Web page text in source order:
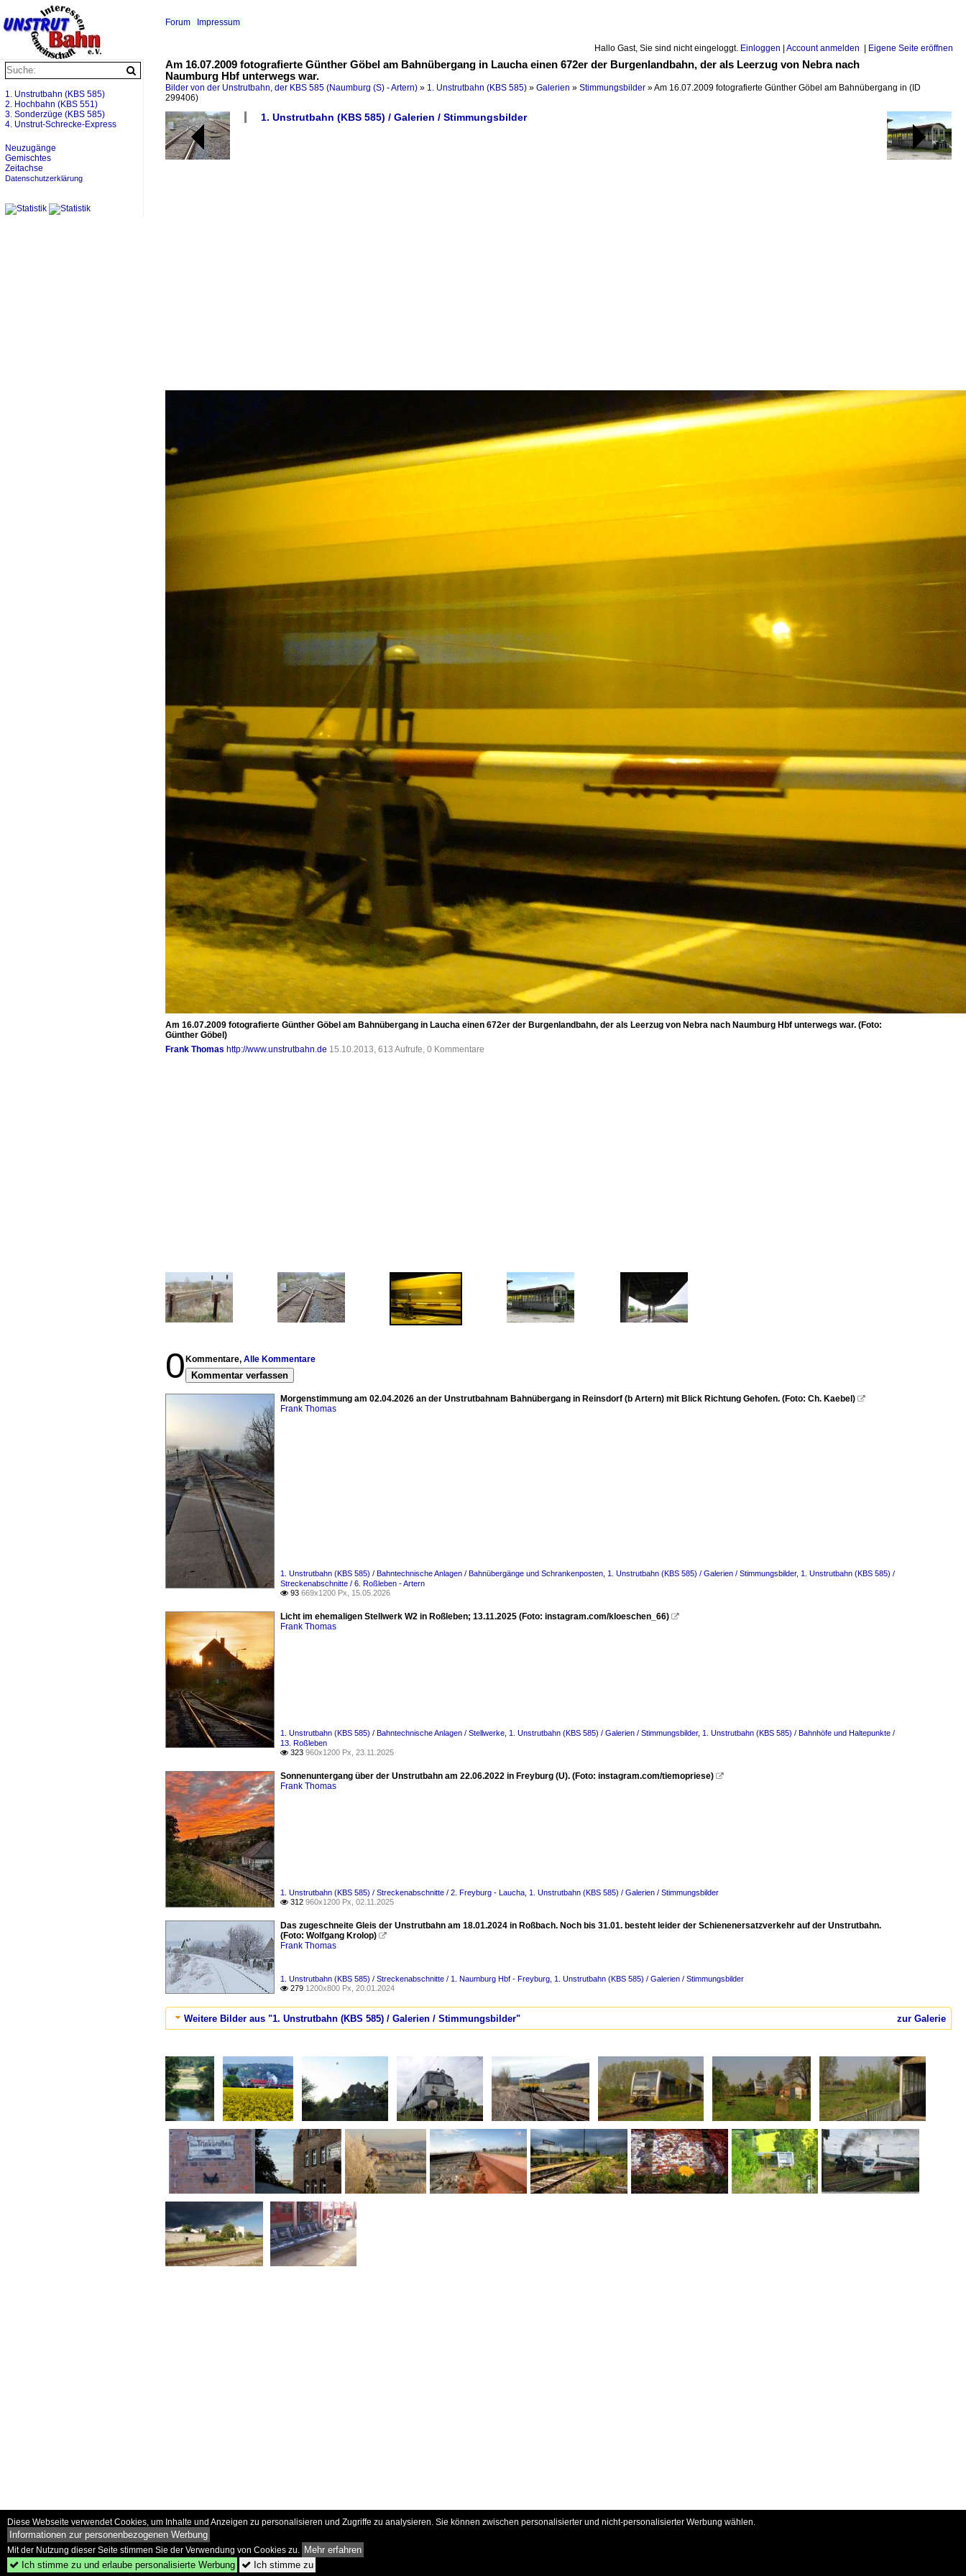
Hallo Gast, Sie sind nicht eingeloggt. Einloggen Account anmelden Eigene Seite eröffnen
Forum Impressum
Am 16.07.2009 fotografierte Günther Göbel am Bahnübergang in Laucha einen 672er der Burgenlandbahn, der als Leerzug von Nebra nach
Naumburg Hbf unterwegs war.
Bilder von der Unstrutbahn, der KBS 585 (Naumburg (S) - Artern) » 1. Unstrutbahn (KBS 585) » Galerien » Stimmungsbilder »Am 16.07.2009 fotografierte Günther Göbel am Bahnübergang in (ID
299406)
1. Unstrutbahn (KBS 585) / Galerien / Stimmungsbilder
Am 16.07.2009 fotografierte Günther Göbel am Bahnübergang in Laucha einen 672er der Burgenlandbahn, der als Leerzug von Nebra nach Naumburg Hbf unterwegs war. (Foto:
Günther Göbel)
Frank Thomas http://www.unstrutbahn.de 15.10.2013, 613 Aufrufe, 0 Kommentare
0 Kommentare, Alle Kommentare
Kommentar verfassen
Morgenstimmung am 02.04.2026 an der Unstrutbahnam Bahnübergang in Reinsdorf (b Artern) mit Blick Richtung Gehofen. (Foto: Ch. Kaebel) 
Frank Thomas
1. Unstrutbahn (KBS 585) / Bahntechnische Anlagen / Bahnübergänge und Schrankenposten 1. Unstrutbahn (KBS 585) / Galerien / Stimmungsbilder, 1. Unstrutbahn (KBS 585) /
Streckenabschnitte / 6. Roßleben - Artern
 93 669x1200 Px, 15.05.2026
Licht im ehemaligen Stellwerk W2 in Roßleben; 13.11.2025 (Foto: instagram.com/kloeschen_66) 
Frank Thomas
1. Unstrutbahn (KBS 585) / Bahntechnische Anlagen / Stellwerke 1. Unstrutbahn (KBS 585) / Galerien / Stimmungsbilder, 1. Unstrutbahn (KBS 585) / Bahnhöfe und Haltepunkte /
13. Roßleben
 323 960x1200 Px, 23.11.2025
Sonnenuntergang über der Unstrutbahn am 22.06.2022 in Freyburg (U). (Foto: instagram.com/tiemopriese) 
Frank Thomas
1. Unstrutbahn (KBS 585) / Streckenabschnitte / 2. Freyburg - Laucha 1. Unstrutbahn (KBS 585) / Galerien / Stimmungsbilder
 312 960x1200 Px, 02.11.2025
Das zugeschneite Gleis der Unstrutbahn am 18.01.2024 in Roßbach. Noch bis 31.01. besteht leider der Schienenersatzverkehr auf der Unstrutbahn.
(Foto: Wolfgang Krolop) 
Frank Thomas
1. Unstrutbahn (KBS 585) / Streckenabschnitte / 1. Naumburg Hbf - Freyburg 1. Unstrutbahn (KBS 585) / Galerien / Stimmungsbilder
 279 1200x800 Px, 20.01.2024
zur Galerie
Weitere Bilder aus "1. Unstrutbahn (KBS 585) / Galerien / Stimmungsbilder"
1. Unstrutbahn (KBS 585)
2. Hochbahn (KBS 551)
3. Sonderzüge (KBS 585)
4. Unstrut-Schrecke-Express
Neuzugänge
Gemischtes
Zeitachse
Datenschutzerklärung
Diese Webseite verwendet Cookies, um Inhalte und Anzeigen zu personalisieren und Zugriffe zu analysieren. Sie können zwischen personalisierter und nicht-personalisierter Werbung wählen.
Informationen zur personenbezogenen Werbung
Mit der Nutzung dieser Seite stimmen Sie der Verwendung von Cookies zu. Mehr erfahren
 Ich stimme zu und erlaube personalisierte Werbung  Ich stimme zu